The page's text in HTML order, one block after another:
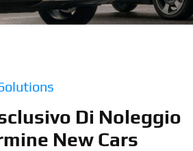
Di Noleggio
New Cars